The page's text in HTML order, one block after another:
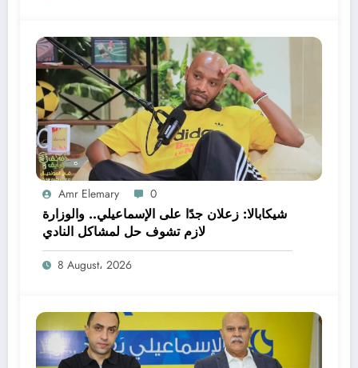
Amr Elemary 0
شيكابالا: زعلان جدًا على الإسماعيلي.. والوزارة
لازم تشوف حل لمشاكل النادي
8 August، 2026